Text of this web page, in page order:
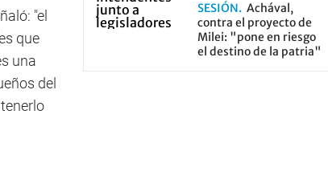
"el
que
una
del
SESIÓN
Achával,
contra el proyecto de
Milei: "pone en riesgo
el destino de la patria"